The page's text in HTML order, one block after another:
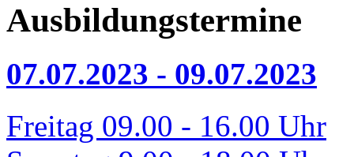
Ausbildungstermine
07.07.2023 - 09.07.2023
Freitag 09.00 - 16.00 Uhr